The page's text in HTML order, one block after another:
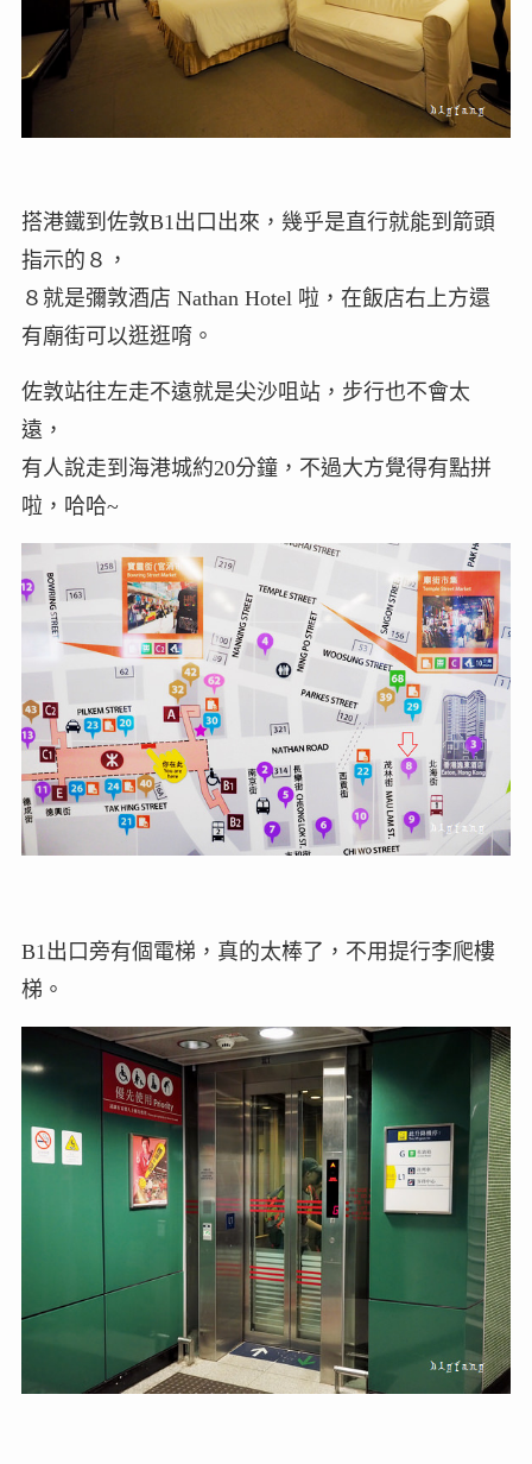
搭港鐵到佐敦B1出口出來，幾乎是直行就能到箭頭
指示的８，
８就是彌敦酒店 Nathan Hotel 啦，在飯店右上方還
有廟街可以逛逛唷。
佐敦站往左走不遠就是尖沙咀站，步行也不會太
遠，
有人說走到海港城約20分鐘，不過大方覺得有點拼
啦，哈哈~
B1出口旁有個電梯，真的太棒了，不用提行李爬樓
梯。